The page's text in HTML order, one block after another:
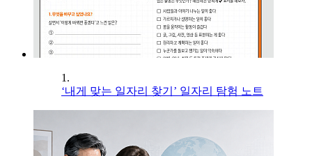
1.
‘내게 맞는 일자리 찾기’ 일자리 탐험 노트